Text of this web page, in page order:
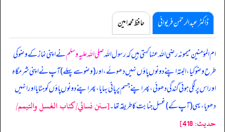
ڈاکٹر عبدالرحمٰن فریوائی حافظ محمد امین
ام المؤمنین میمونہ رضی اللہ عنہا کہتی ہیں کہرسول اللہصلی اللہ علیہ وسلمنے اپنی نماز کے وضو کی
طرح وضو کیا، البتہ اپنے دونوں پاؤں نہیں دھوئے، اور (وضو سے پہلے) آپ نے اپنی شرمگاہ
اور اس پر لگی ہوئی گندگی دھوئی، پھر اپنے جسم پر پانی بہایا، پھر اپنے دونوں پاؤں کو ہٹایا اور انہیں
دھویا، یہی (آپ کے) غسل جنابت کا طریقہ تھا۔[سنن نسائي/كتاب الغسل والتيمم/
حدیث: 418]